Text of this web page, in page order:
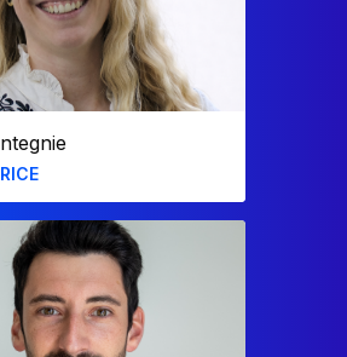
dans le
de modèles de prévision
(Carrefour, EDF Orange), de
de projet
Kallista) et d’évaluation
(Icade, RIVP, Weinberg CP).​